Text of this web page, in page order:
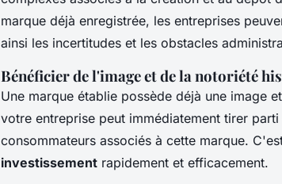
marque déjà enregistrée, les entreprises
ainsi les incertitudes et les obstacles
Bénéficier de l'image et de la notoriété
Une marque établie possède déjà une image
votre entreprise peut immédiatement tirer
consommateurs associés à cette marque.
investissement rapidement et efficacement.